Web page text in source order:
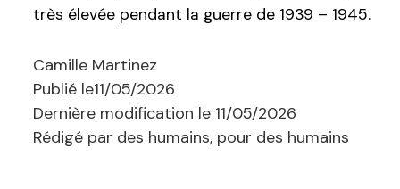
très élevée pendant la guerre de 1939 – 1945.
Camille Martinez
Publié le11/05/2026
Dernière modification le 11/05/2026
Rédigé par des humains, pour des humains